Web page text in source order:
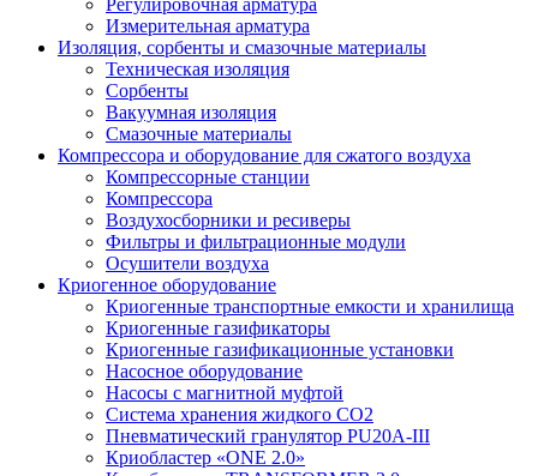
Регулировочная арматура
Измерительная арматура
Изоляция, сорбенты и смазочные материалы
Техническая изоляция
Сорбенты
Вакуумная изоляция
Смазочные материалы
Компрессора и оборудование для сжатого воздуха
Компрессорные станции
Компрессора
Воздухосборники и ресиверы
Фильтры и фильтрационные модули
Осушители воздуха
Криогенное оборудование
Криогенные транспортные емкости и хранилища
Криогенные газификаторы
Криогенные газификационные установки
Насосное оборудование
Насосы с магнитной муфтой
Система хранения жидкого CO2
Пневматический гранулятор PU20A-III
Криобластер «ONE 2.0»